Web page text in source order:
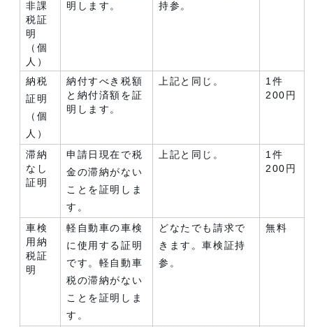
非課
税証
明
（個
人）
明します。
持参。
納税
証明
（個
人）
納付すべき税額
と納付済額を証
明します。
上記と同じ。
1件
200円
滞納
なし
証明
申請日現在で税
金の滞納がない
ことを証明しま
す。
上記と同じ。
1件
200円
車検
用納
税証
明
軽自動車の車検
に使用する証明
です。軽自動車
税の滞納がない
ことを証明しま
す。
どなたでも請求で
きます。車検証持
参。
無料